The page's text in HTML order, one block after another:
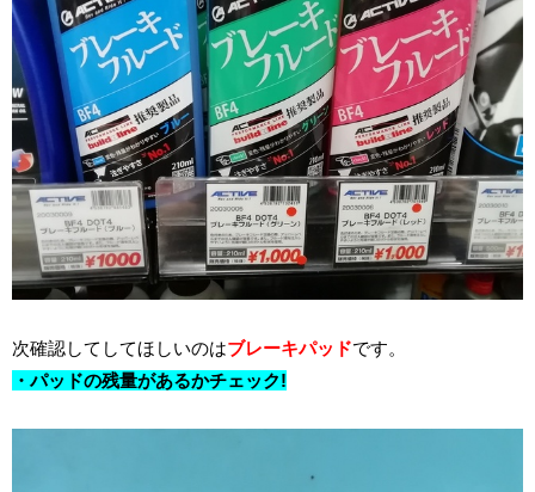
次確認してしてほしいのはブレーキパッドです。
・パッドの残量があるかチェック!